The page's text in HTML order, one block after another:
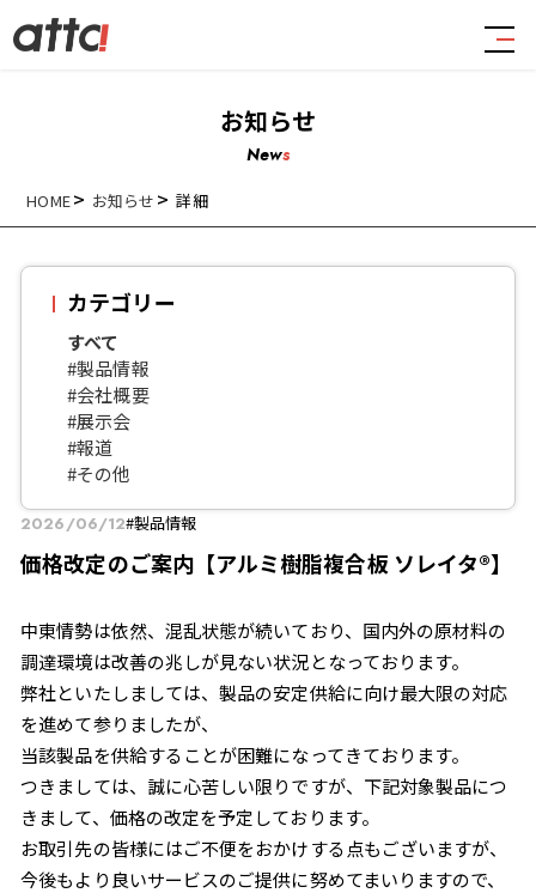
お知らせ
News
HOME お知らせ 詳細
2026/06/12#製品情報
価格改定のご案内【アルミ樹脂複合板 ソレイタ®】
中東情勢は依然、混乱状態が続いており、国内外の原材料の
調達環境は改善の兆しが見ない状況となっております。
弊社といたしましては、製品の安定供給に向け最大限の対応
を進めて参りましたが、
当該製品を供給することが困難になってきております。
つきましては、誠に心苦しい限りですが、下記対象製品につ
きまして、価格の改定を予定しております。
お取引先の皆様にはご不便をおかけする点もございますが、
今後もより良いサービスのご提供に努めてまいりますので、
カテゴリー
すべて
#製品情報
#会社概要
#展示会
#報道
#その他